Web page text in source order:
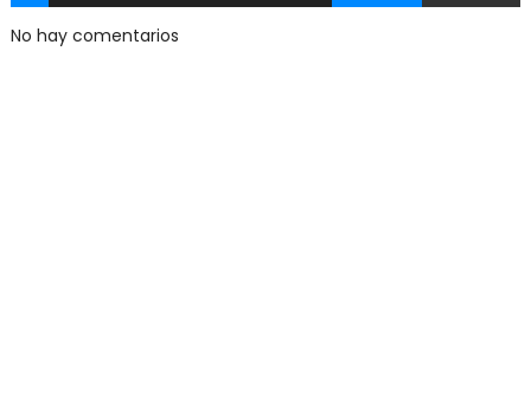
No hay comentarios